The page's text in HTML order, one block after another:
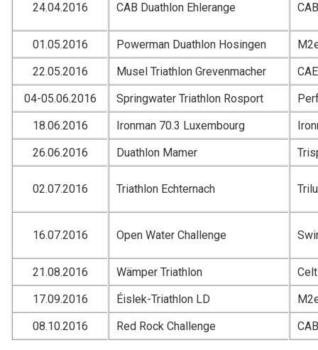
24.04.2016 CAB Duathlon Ehlerange CAB
01.05.2016 Powerman Duathlon Hosingen
22.05.2016
Musel Triathlon Grevenmacher
04-05.06.2016
Springwater Triathlon Rosport
18.06.2016
Ironman 70.3 Luxembourg
26.06.2016
Duathlon Mamer
02.07.2016 Triathlon Echternach
16.07.2016 Open Water Challenge
21.08.2016 Wämper Triathlon
17.09.2016
Éislek-Triathlon LD
08.10.2016
Red Rock Challenge CAB